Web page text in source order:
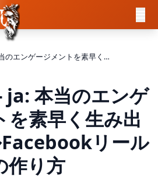
Japanese - ja: 本当のエンゲージメントを素早く生み出すバイラルFacebookリールの作り方
ja: 本当のエンゲ
を素早く生み出
リール
作り方